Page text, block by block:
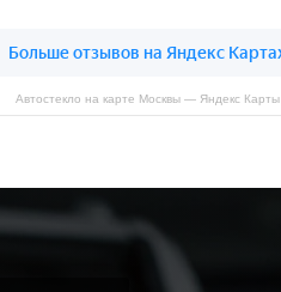
Автостекло на карте Москвы — Яндекс Карты